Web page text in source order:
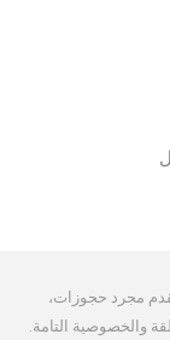
مجرد حجوزات،
والخصوصية التامة.